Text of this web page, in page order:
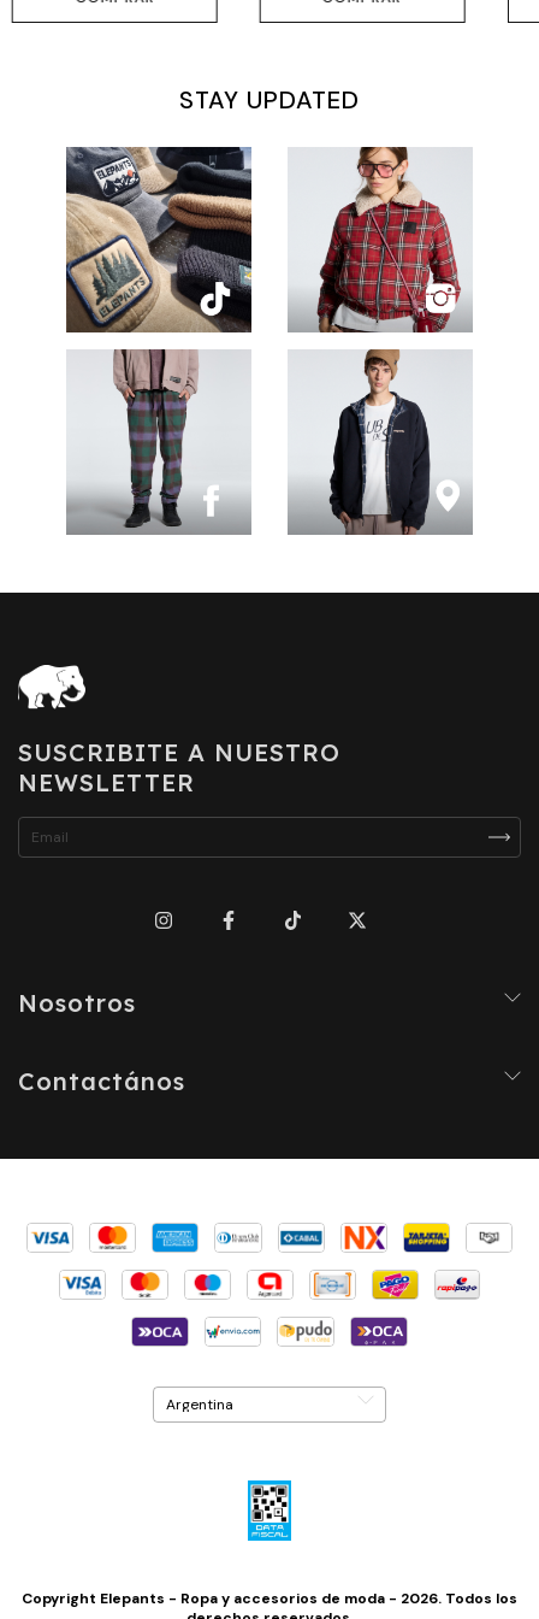
STAY UPDATED
SUSCRIBITE A NUESTRO
NEWSLETTER
Nosotros
Contactános
Copyright Elepants - Ropa y accesorios de moda - 2026. Todos los